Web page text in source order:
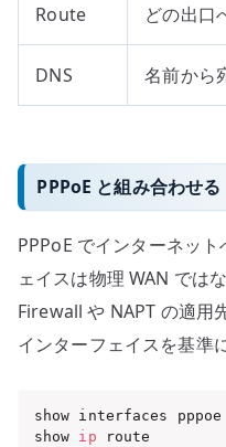
Route どの出口
DNS 名前から
PPPoE と組み合わせる
PPPoE でインターネッ
ェイスは物理 WAN ではな
Firewall や NAPT の適用
インターフェイスを基準
show interfaces pppoe
show ip route